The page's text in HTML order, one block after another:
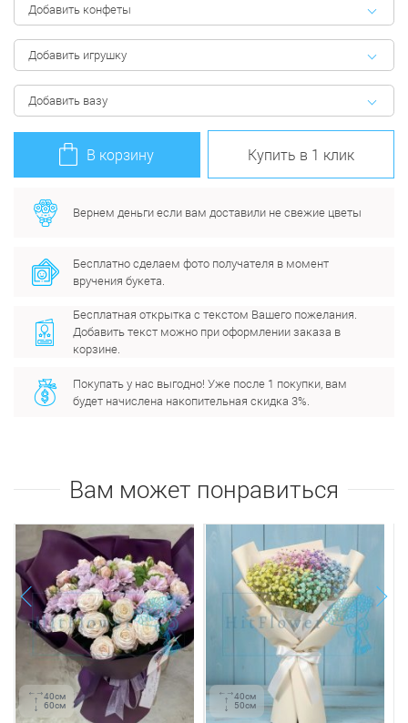
Добавить конфеты
Добавить игрушку
Добавить вазу
В корзину Купить в 1 клик
Вернем деньги если вам доставили не свежие цветы
Бесплатно сделаем фото получателя в момент
вручения букета.
Бесплатная открытка с текстом Вашего пожелания.
Добавить текст можно при оформлении заказа в
корзине.
Покупать у нас выгодно! Уже после 1 покупки, вам
будет начислена накопительная скидка 3%.
Вам может понравиться
prev next
40см
60см
40см
50см